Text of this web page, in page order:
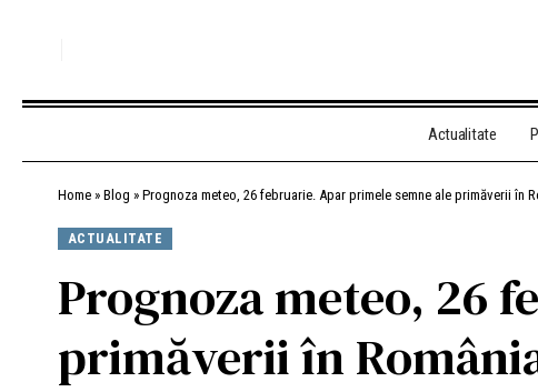
Actualitate
Home » Blog » Prognoza meteo, 26 februarie. Apar primele semne ale primăverii în
ACTUALITATE
Prognoza meteo, 26
primăverii în